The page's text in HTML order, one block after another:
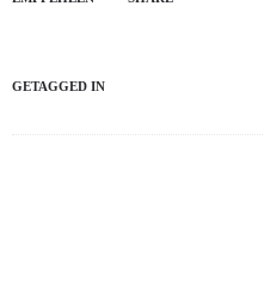
GETAGGED IN